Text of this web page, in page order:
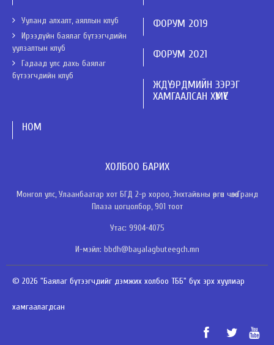
Ууланд алхалт, аяллын клуб
Ирээдүйн баялаг бүтээгчдийн
уулзалтын клуб
Гадаад улс дахь баялаг
бүтээгчдийн клуб
ФОРУМ 2019
ФОРУМ 2021
ЖДҮ ЭРДМИЙН ЗЭРЭГ
ХАМГААЛСАН ХҮМҮҮС
НОМ
ХОЛБОО БАРИХ
Монгол улс, Улаанбаатар хот БГД 2-р хороо, Энхтайвны өргөн чөлөө Гранд
Плаза цогцолбор, 901 тоот
Утас: 9904-4075
И-мэйл: bbdh@bayalagbuteegch.mn
© 2026 "Баялаг бүтээгчдийг дэмжих холбоо ТББ" бүх эрх хуулиар
хамгаалагдсан